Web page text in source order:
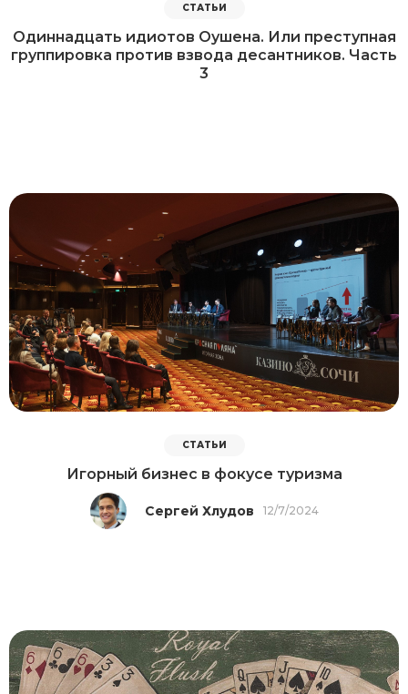
СТАТЬИ
Одиннадцать идиотов Оушена. Или преступная
группировка против взвода десантников. Часть
3
СТАТЬИ
Игорный бизнес в фокусе туризма
12/7/2024
Сергей Хлудов